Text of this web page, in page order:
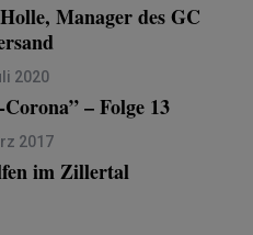
Manager des GC
2020
– Folge 13
2017
im Zillertal